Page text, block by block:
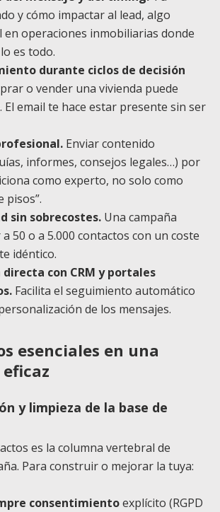
y cómo impactar al lead, algo
operaciones inmobiliarias donde
es todo.
durante ciclos de decisión
o vender una vivienda puede
El email te hace estar presente sin ser
Enviar contenido
informes, consejos legales…) por
como experto, no solo como
pisos”.
sin sobrecostes. Una campaña
50 o a 5.000 contactos con un coste
idéntico.
con CRM y portales
Facilita el seguimiento automático
de los mensajes.
esenciales en una
y limpieza de la base de
es la columna vertebral de
Para construir o mejorar la tuya:
consentimientoexplícito (RGPD